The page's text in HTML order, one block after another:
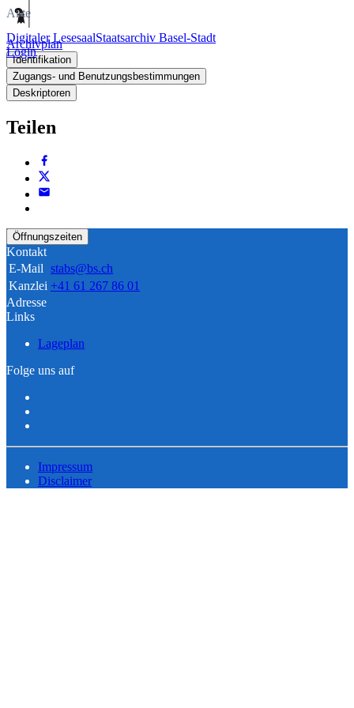
Digitaler LesesaalStaatsarchiv Basel-Stadt
Login
Akte
Archivplan
Identifikation
Zugangs- und Benutzungsbestimmungen
Deskriptoren
Teilen
Öffnungszeiten
Kontakt
E-Mail stabs@bs.ch
Kanzlei +41 61 267 86 01
Adresse
Links
Lageplan
Folge uns auf
Impressum
Disclaimer